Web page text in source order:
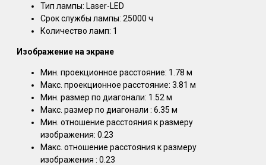
Тип лампы: Laser-LED
Срок службы лампы: 25000 ч
Количество ламп: 1
Изображение на экране
Мин. проекционное расстояние: 1.78 м
Макс. проекционное расстояние: 3.81 м
Мин. размер по диагонали: 1.52 м
Макс. размер по диагонали : 6.35 м
Мин. отношение расстояния к размеру
изображения: 0.23
Макс. отношение расстояния к размеру
изображения : 0.23